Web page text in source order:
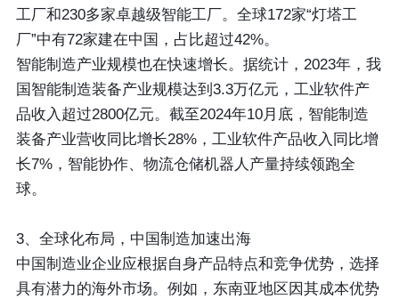
工厂和230多家卓越级智能工厂。全球172家“灯塔工
厂”中有72家建在中国，占比超过42%。
智能制造产业规模也在快速增长。据统计，2023年，我
国智能制造装备产业规模达到3.3万亿元，工业软件产
品收入超过2800亿元。截至2024年10月底，智能制造
装备产业营收同比增长28%，工业软件产品收入同比增
长7%，智能协作、物流仓储机器人产量持续领跑全
球。
3、全球化布局，中国制造加速出海
中国制造业企业应根据自身产品特点和竞争优势，选择
具有潜力的海外市场。例如，东南亚地区因其成本优势